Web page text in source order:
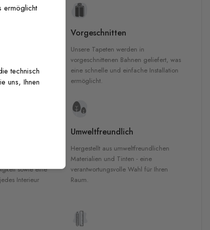
garantierte
Vorgeschnitten
Unsere Tapeten werden in
vorgeschnittenen Bahnen geliefert, was
eine schnelle und einfache Installation
ermöglicht.
sowie eine
Interieur
Umweltfreundlich
Hergestellt aus umweltfreundlichen
Materialien und Tinten - eine
verantwortungsvolle Wahl für Ihren
Raum.
ermöglicht
technisch
uns, Ihnen